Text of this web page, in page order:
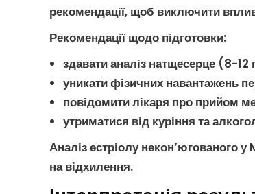
рекомендації, щоб виключити
Рекомендації щодо підготовки:
здавати аналіз натщесерце (8-12
уникати фізичних навантажень
повідомити лікаря про прийом
утриматися від куріння та
Аналіз естріолу некон’югованогоу
на відхилення.